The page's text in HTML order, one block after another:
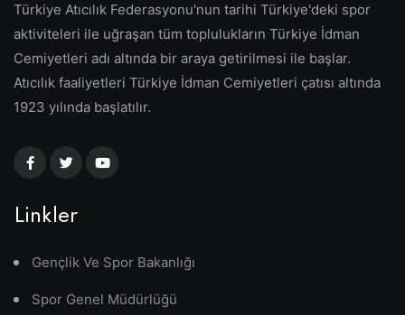
Türkiye Atıcılık Federasyonu'nun tarihi Türkiye'deki spor
aktiviteleri ile uğraşan tüm toplulukların Türkiye İdman
Cemiyetleri adı altında bir araya getirilmesi ile başlar.
Atıcılık faaliyetleri Türkiye İdman Cemiyetleri çatısı altında
1923 yılında başlatılır.
Linkler
Gençlik Ve Spor Bakanlığı
Spor Genel Müdürlüğü